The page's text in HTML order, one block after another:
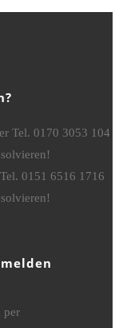
Tel. 0170 3053 104
0151 6516 1716
per